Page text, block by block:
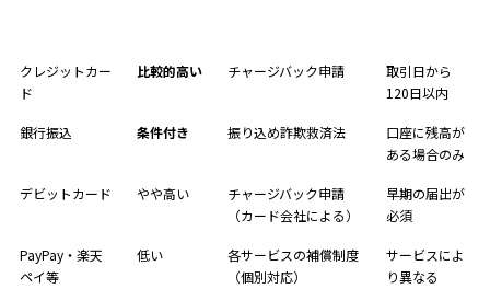
クレジットカー
ド
比較的高い チャージバック申請
取引日から
120日以内
銀行振込 条件付き 振り込め詐欺救済法
口座に残高が
ある場合のみ
デビットカード やや高い
チャージバック申請
（カード会社による）
早期の届出が
必須
PayPay・楽天
ペイ等
低い
各サービスの補償制度
（個別対応）
サービスによ
り異なる